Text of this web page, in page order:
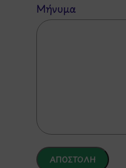
Μήνυμα